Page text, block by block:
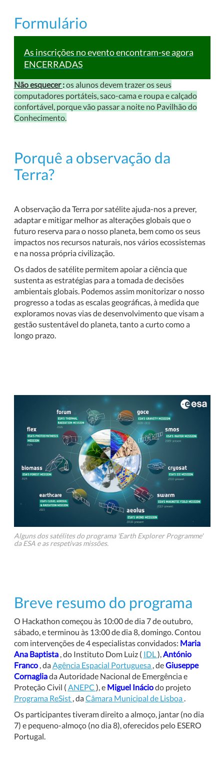
Formulário
As inscrições no evento encontram-se agora
ENCERRADAS
Não esquecer:os alunos devem trazer os seus
computadores portáteis, saco-cama e roupa e calçado
confortável, porque vão passar a noite no Pavilhão do
Conhecimento.
Porquê a observação da
Terra?
A observação da Terra por satélite ajuda-nos a prever,
adaptar e mitigar melhor as alterações globais que o
futuro reserva para o nosso planeta, bem como os seus
impactos nos recursos naturais, nos vários ecossistemas
e na nossa própria civilização.
Os dados de satélite permitem apoiar a ciência que
sustenta as estratégias para a tomada de decisões
ambientais globais. Podemos assim monitorizar o nosso
progresso a todas as escalas geográficas, à medida que
exploramos novas vias de desenvolvimento que visam a
gestão sustentável do planeta, tanto a curto como a
longo prazo.
Alguns dos satélites do programa 'Earth Explorer Programme'
da ESA e as respetivas missões.
Breve resumo do programa
O Hackathon começou às 10:00 de dia 7 de outubro,
sábado, e terminou às 13:00 de dia 8, domingo. Contou
com intervenções de 4 especialistas convidados: Maria
Ana Baptista , do Instituto Dom Luiz ( IDL ), António
Franco , da Agência Espacial Portuguesa , deGiuseppe
Cornagliada Autoridade Nacional de Emergência e
Proteção Civil ( ANEPC ), e Miguel Ináciodo projeto
Programa ReSist , da Câmara Municipal de Lisboa
Os participantes tiveram direito a almoço, jantar (no dia
7) e pequeno-almoço (no dia 8), oferecidos pelo ESERO
Portugal.